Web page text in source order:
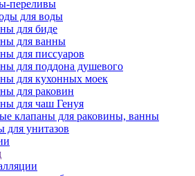
переливы
для воды
для биде
для ванны
для писсуаров
для поддона душевого
для кухонных моек
для раковин
для чаш Генуя
клапаны для раковины, ванны
для унитазов